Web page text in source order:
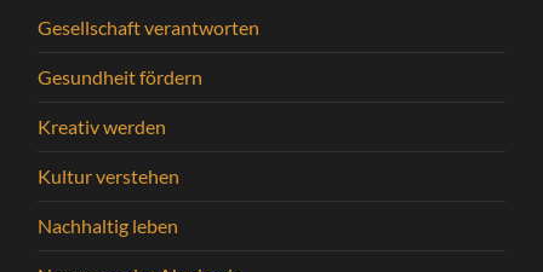
Gesellschaft verantworten
Gesundheit fördern
Kreativ werden
Kultur verstehen
Nachhaltig leben